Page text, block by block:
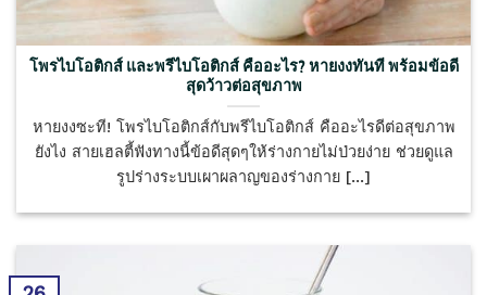
โพรไบโอติกส์ และพรีไบโอติกส์ คืออะไร? หายงงทันที พร้อมข้อดี
สุดว้าวต่อสุขภาพ
หายงงซะที! โพรไบโอติกส์กับพรีไบโอติกส์ คืออะไรดีต่อสุขภาพ
ยังไง สายเฮลตี้ฟังทางนี้ข้อดีสุดๆให้ร่างกายไม่ป่วยง่าย ช่วยดูแล
รูปร่างระบบเผาผลาญของร่างกาย [...]